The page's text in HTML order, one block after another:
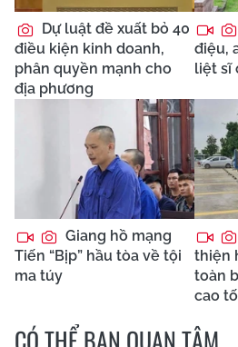
Dự luật đề xuất bỏ 40
điều kiện kinh doanh,
phân quyền mạnh cho
địa phương
điệu,
liệt sĩ
Giang hồ mạng
Tiến “Bịp” hầu tòa về tội
ma túy
thiện
toàn
cao